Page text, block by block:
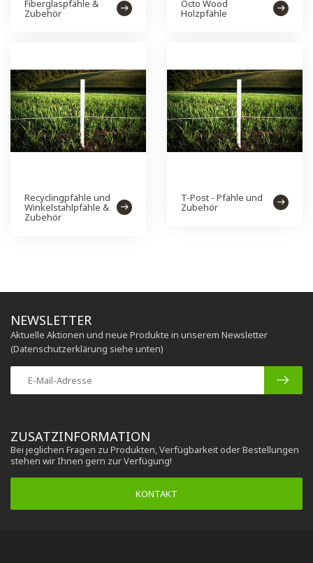
Fiberglaspfähle &
Zubehör
Octo Wood
Holzpfähle
Recyclingpfähle und
Winkelstahlpfähle &
Zubehör
T-Post - Pfähle und
Zubehör
ZUSATZINFORMATION
Bei jeglichen Fragen zu Produkten, Verfügbarkeit oder Bestellungen
stehen wir Ihnen gern zur Verfügung!
KONTAKT
NEWSLETTER
Aktuelle Aktionen und neue Produkte in unserem Newsletter
(Datenschutzerklärung siehe unten)